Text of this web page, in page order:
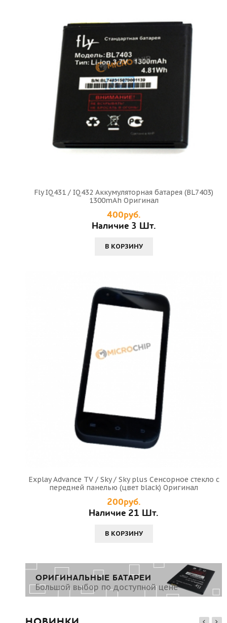
Fly IQ431 / IQ432 Аккумуляторная батарея (BL7403)
1300mAh Оригинал
400руб.
Наличие 3 Шт.
В КОРЗИНУ
Explay Advance TV / Sky / Sky plus Сенсорное стекло с
передней панелью (цвет black) Оригинал
200руб.
Наличие 21 Шт.
В КОРЗИНУ
ОРИГИНАЛЬНЫЕ БАТАРЕИ
Большой выбор по доступной цене